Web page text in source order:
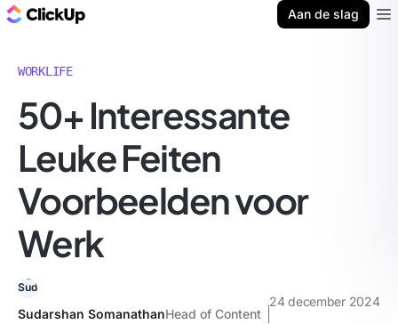
Aan de slag
WORKLIFE
50+ Interessante
Leuke Feiten
Voorbeelden voor
Werk
Sudarshan SomanathanHead of Content
24 december 2024